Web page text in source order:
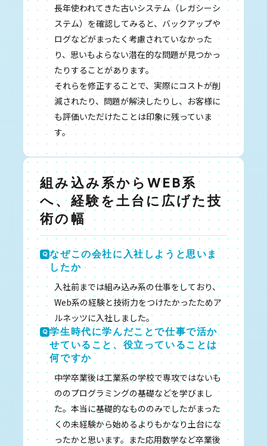
長年使われてきた古いシステム（レガシーシ
ステム）を確認してみると、バックアップや
ログなどがまったく考慮されていなかった
り、思いもよらない潜在的な問題が見つかっ
たりすることがあります。
それらを修正することで、実際にコストが削
減されたり、問題が解決したりし、お客様に
も評価いただけたことは印象に残っていま
す。
組み込み系からWEB系
へ、経験を土台に広げた技
術の幅
なぜこの会社に入社しようと思いま
したか
入社前までは組み込み系の仕事をしており、
Web系の経験と技術力をつけたかったためア
ルネッツに入社しました。
学生時代に学んだことで仕事で活か
せていること、役立っていることは
何ですか
中学卒業後は工業系の学校で専攻ではないも
ののプログラミングの基礎などを学びまし
た。本当に基礎的なもののみでしたがまった
くの未経験から始めるよりもかなり土台にな
ったかと思います。また応用数学など卒業後